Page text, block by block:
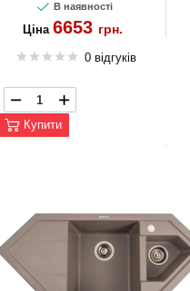
В наявності
Ціна 6653 грн.
0 відгуків
Купити